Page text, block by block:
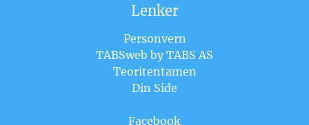
Lenker
Personvern
TABSweb by TABS AS
Teoritentamen
Din Side
Facebook